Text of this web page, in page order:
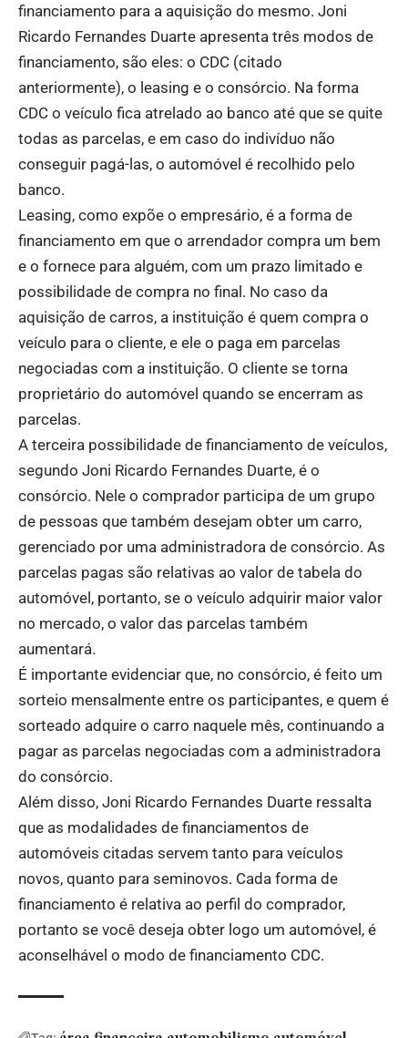
financiamento para a aquisição do mesmo. Joni
Ricardo Fernandes Duarte apresenta três modos de
financiamento, são eles: o CDC (citado
anteriormente), o leasing e o consórcio. Na forma
CDC o veículo fica atrelado ao banco até que se quite
todas as parcelas, e em caso do indivíduo não
conseguir pagá-las, o automóvel é recolhido pelo
banco.
Leasing, como expõe o empresário, é a forma de
financiamento em que o arrendador compra um bem
e o fornece para alguém, com um prazo limitado e
possibilidade de compra no final. No caso da
aquisição de carros, a instituição é quem compra o
veículo para o cliente, e ele o paga em parcelas
negociadas com a instituição. O cliente se torna
proprietário do automóvel quando se encerram as
parcelas.
A terceira possibilidade de financiamento de veículos,
segundo Joni Ricardo Fernandes Duarte, é o
consórcio. Nele o comprador participa de um grupo
de pessoas que também desejam obter um carro,
gerenciado por uma administradora de consórcio. As
parcelas pagas são relativas ao valor de tabela do
automóvel, portanto, se o veículo adquirir maior valor
no mercado, o valor das parcelas também
aumentará.
É importante evidenciar que, no consórcio, é feito um
sorteio mensalmente entre os participantes, e quem é
sorteado adquire o carro naquele mês, continuando a
pagar as parcelas negociadas com a administradora
do consórcio.
Além disso, Joni Ricardo Fernandes Duarte ressalta
que as modalidades de financiamentos de
automóveis citadas servem tanto para veículos
novos, quanto para seminovos. Cada forma de
financiamento é relativa ao perfil do comprador,
portanto se você deseja obter logo um automóvel, é
aconselhável o modo de financiamento CDC.